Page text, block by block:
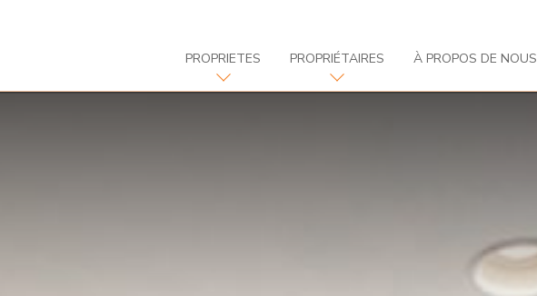
PROPRIETES PROPRIÉTAIRES À PROPOS DE NOUS